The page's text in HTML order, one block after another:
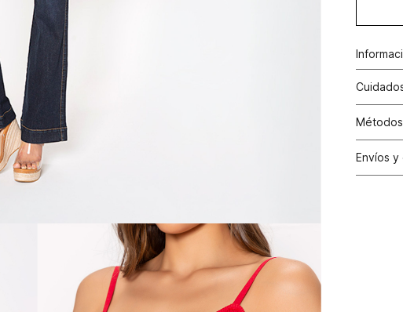
Viscosa
Lavar a
Tarjetas
Envíos
de